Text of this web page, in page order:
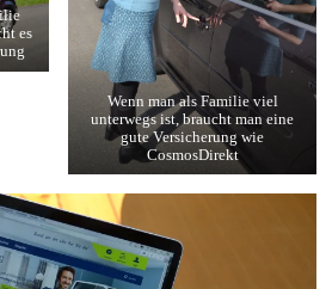
es
Wenn man als Familie viel
unterwegs ist, braucht man eine
gute Versicherung wie
CosmosDirekt